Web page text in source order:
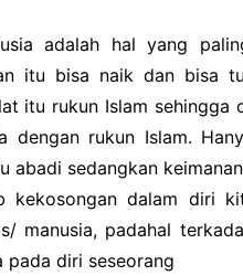
adalah hal yang
itu bisa naik dan bisa
itu rukun Islam
dengan rukun Islam.
abadi sedangkan
kekosongan dalam diri
manusia, padahal
pada diri seseorang